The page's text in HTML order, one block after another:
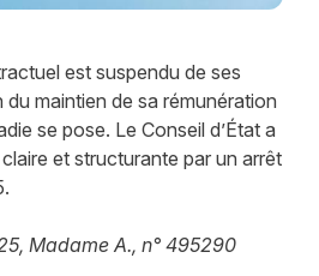
est suspendu de ses
maintien de sa rémunération
se pose. Le Conseil d’État a
et structurante par un arrêt
Madame A., n° 495290